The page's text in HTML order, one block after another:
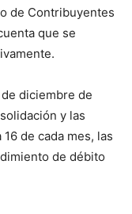
de Contribuyentes
que se
diciembre de
y las
de cada mes, las
de débito